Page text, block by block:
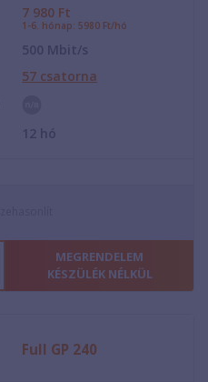
7 980 Ft
1-6. hónap: 5980 Ft/hó
500 Mbit/s
57 csatorna
12 hó
MEGRENDELEM
KÉSZÜLÉK NÉLKÜL
Full GP 240